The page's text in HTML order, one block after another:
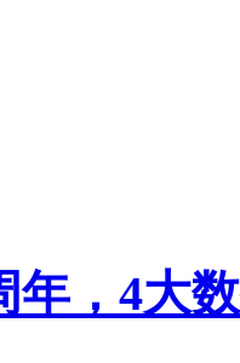
年，4大